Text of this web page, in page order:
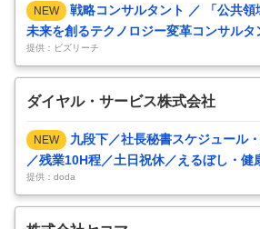
NEW
戦略コンサルタント ／ 「公共
未来を創るテクノロジー変革コンサルタ
提供：ビズリーチ
ダイヤル・サービス株式会社
NEW
九段下／社長秘書スケジュール
／残業10H程／土日祝休／えるぼし・健
提供：doda